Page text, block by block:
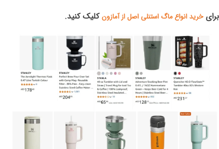
برای خرید انواع ماگ استنلی اصل از آمازونکلیک کنید.